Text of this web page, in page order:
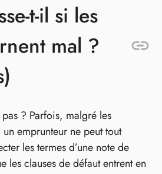
t-il si les
mal ?
pas ? Parfois, malgré les
emprunteur ne peut tout
les termes d’une note de
les clauses de défaut entrent en